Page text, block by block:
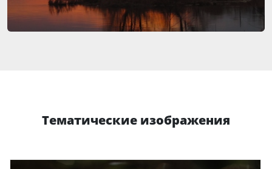
Тематические изображения